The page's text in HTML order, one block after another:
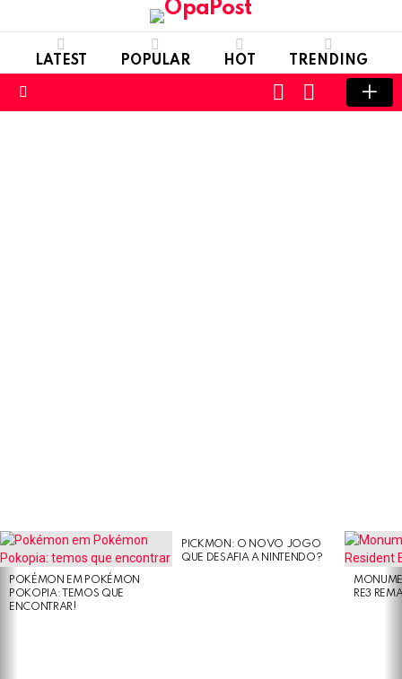
LATEST POPULAR HOT TRENDING
SWITCH
SKIN
LOGIN
LATEST
STORIES
POKÉMON EM POKÉMON
POKOPIA: TEMOS QUE
ENCONTRAR!
PICKMON: O NOVO JOGO
QUE DESAFIA A NINTENDO?
RE3